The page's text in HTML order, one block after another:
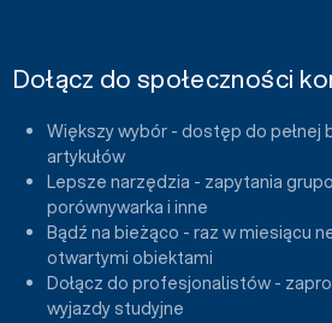
Dołącz do społeczności
Większy wybór - dostęp do pełnej
artykułów
Lepsze narzędzia - zapytania
porównywarka i inne
Bądź na bieżąco - raz w miesiącu
otwartymi obiektami
Dołącz do profesjonalistów -
wyjazdy studyjne